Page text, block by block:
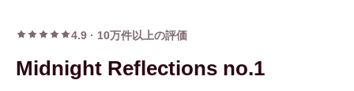
4.9 · 10万件以上の評価
Midnight Reflections no.1